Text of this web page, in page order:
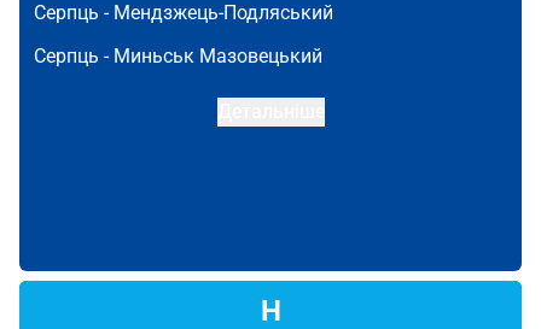
Серпць - Мендзжець-Подляський
Серпць - Миньськ Мазовецький
Н